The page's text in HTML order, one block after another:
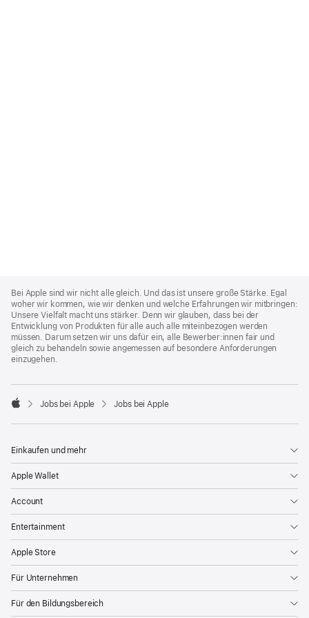
Footer
Bei Apple sind wir nicht alle gleich. Und das ist unsere große Stärke. Egal
woher wir kommen, wie wir denken und welche Erfahrungen wir mitbringen:
Unsere Vielfalt macht uns stärker. Denn wir glauben, dass bei der
Entwicklung von Produkten für alle auch alle miteinbezogen werden
müssen. Darum setzen wir uns dafür ein, alle Bewerber:innen fair und
gleich zu behandeln sowie angemessen auf besondere Anforderungen
einzugehen.

Jobs bei Apple Jobs bei Apple
Einkaufen und mehr
Apple Wallet
Account
Entertainment
Apple Store
Für Unternehmen
Für den Bildungsbereich